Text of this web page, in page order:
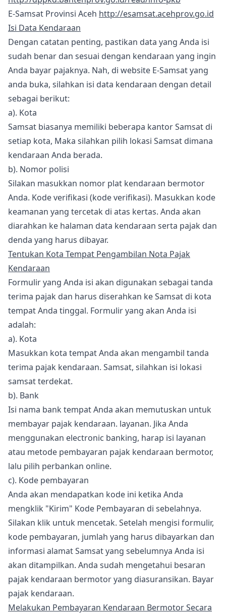
E-Samsat Provinsi Aceh http://esamsat.acehprov.go.id
Isi Data Kendaraan
Dengan catatan penting, pastikan data yang Anda isi
sudah benar dan sesuai dengan kendaraan yang ingin
Anda bayar pajaknya. Nah, di website E-Samsat yang
anda buka, silahkan isi data kendaraan dengan detail
sebagai berikut:
a). Kota
Samsat biasanya memiliki beberapa kantor Samsat di
setiap kota, Maka silahkan pilih lokasi Samsat dimana
kendaraan Anda berada.
b). Nomor polisi
Silakan masukkan nomor plat kendaraan bermotor
Anda. Kode verifikasi (kode verifikasi). Masukkan kode
keamanan yang tercetak di atas kertas. Anda akan
diarahkan ke halaman data kendaraan serta pajak dan
denda yang harus dibayar.
Tentukan Kota Tempat Pengambilan Nota Pajak
Kendaraan
Formulir yang Anda isi akan digunakan sebagai tanda
terima pajak dan harus diserahkan ke Samsat di kota
tempat Anda tinggal. Formulir yang akan Anda isi
adalah:
a). Kota
Masukkan kota tempat Anda akan mengambil tanda
terima pajak kendaraan. Samsat, silahkan isi lokasi
samsat terdekat.
b). Bank
Isi nama bank tempat Anda akan memutuskan untuk
membayar pajak kendaraan. layanan. Jika Anda
menggunakan electronic banking, harap isi layanan
atau metode pembayaran pajak kendaraan bermotor,
lalu pilih perbankan online.
c). Kode pembayaran
Anda akan mendapatkan kode ini ketika Anda
mengklik "Kirim" Kode Pembayaran di sebelahnya.
Silakan klik untuk mencetak. Setelah mengisi formulir,
kode pembayaran, jumlah yang harus dibayarkan dan
informasi alamat Samsat yang sebelumnya Anda isi
akan ditampilkan. Anda sudah mengetahui besaran
pajak kendaraan bermotor yang diasuransikan. Bayar
pajak kendaraan.
Melakukan Pembayaran Kendaraan Bermotor Secara